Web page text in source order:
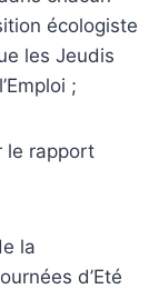
écologiste
les Jeudis
;
le rapport
la
d’Eté